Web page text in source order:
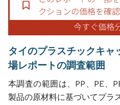
タイのプラスチックキャ
場レポートの調査範囲
本調査の範囲は、PP、PE、
製品の原材料に基づいてプラ